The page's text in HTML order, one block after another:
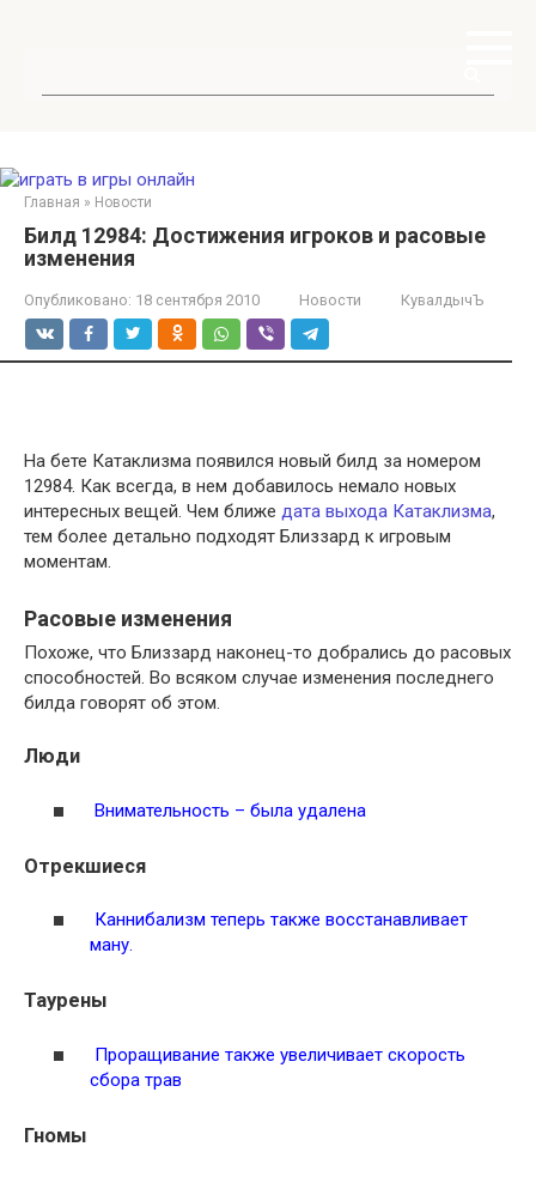
Главная » Новости
Билд 12984: Достижения игроков и расовые
изменения
Опубликовано: 18 сентября 2010 Новости КувалдычЪ
На бете Катаклизма появился новый билд за номером
12984. Как всегда, в нем добавилось немало новых
интересных вещей. Чем ближе дата выхода Катаклизма,
тем более детально подходят Близзард к игровым
моментам.
Расовые изменения
Похоже, что Близзард наконец-то добрались до расовых
способностей. Во всяком случае изменения последнего
билда говорят об этом.
Люди
Внимательность – была удалена
Отрекшиеся
Каннибализм теперь также восстанавливает
ману.
Таурены
Проращивание также увеличивает скорость
сбора трав
Гномы